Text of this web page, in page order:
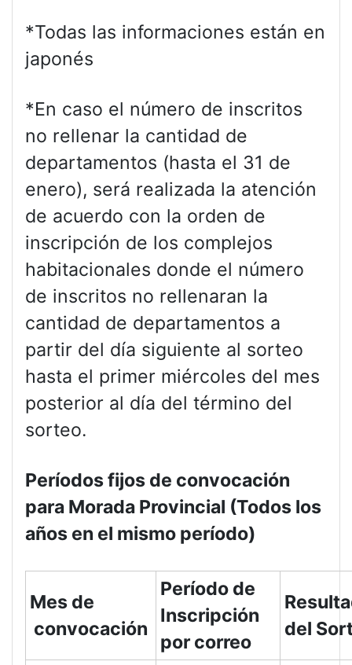
*Todas las informaciones están en
japonés
*En caso el número de inscritos
no rellenar la cantidad de
departamentos (hasta el 31 de
enero), será realizada la atención
de acuerdo con la orden de
inscripción de los complejos
habitacionales donde el número
de inscritos no rellenaran la
cantidad de departamentos a
partir del día siguiente al sorteo
hasta el primer miércoles del mes
posterior al día del término del
sorteo.
Períodos fijos de convocación
para Morada Provincial (Todos los
años en el mismo período)
Mes de
convocación
Período de
Inscripción
por correo
del